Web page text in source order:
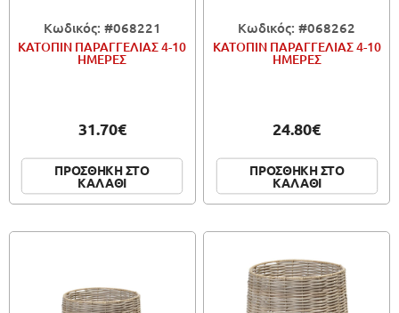
Κωδικός: #068221
ΚΑΤΟΠΙΝ ΠΑΡΑΓΓΕΛΙΑΣ 4-10
ΗΜΕΡΕΣ
31.70€
ΠΡΟΣΘΗΚΗ ΣΤΟ
ΚΑΛΑΘΙ
Κωδικός: #068262
ΚΑΤΟΠΙΝ ΠΑΡΑΓΓΕΛΙΑΣ 4-10
ΗΜΕΡΕΣ
24.80€
ΠΡΟΣΘΗΚΗ ΣΤΟ
ΚΑΛΑΘΙ